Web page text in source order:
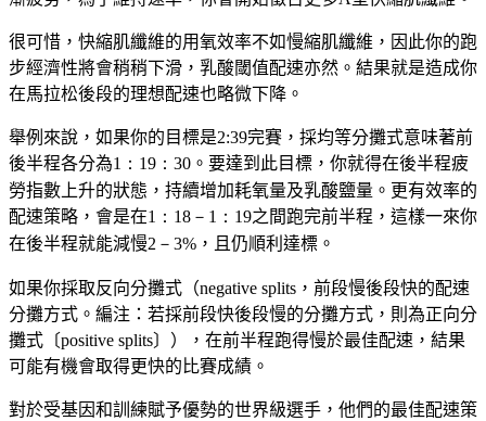
很可惜，快縮肌纖維的用氧效率不如慢縮肌纖維，因此你的跑
步經濟性將會稍稍下滑，乳酸閾值配速亦然。結果就是造成你
在馬拉松後段的理想配速也略微下降。
舉例來說，如果你的目標是2:39完賽，採均等分攤式意味著前
後半程各分為1：19：30 。要達到此目標，你就得在後半程疲
勞指數上升的狀態，持續增加耗氧量及乳酸鹽量。更有效率的
配速策略，會是在1：18－1：19之間跑完前半程，這樣一來你
在後半程就能減慢2－3% ，且仍順利達標。
如果你採取反向分攤式（negative splits ，前段慢後段快的配速
分攤方式。編注：若採前段快後段慢的分攤方式，則為正向分
攤式〔positive splits〕），在前半程跑得慢於最佳配速，結果
可能有機會取得更快的比賽成績。
對於受基因和訓練賦予優勢的世界級選手，他們的最佳配速策